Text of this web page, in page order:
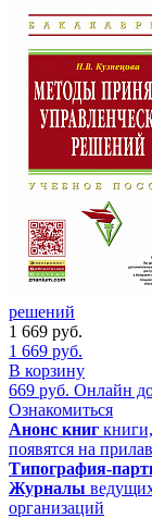
решений
1 669 руб.
1 669 руб.
В корзину
669 руб. Онлайн
Ознакомиться
Анонс книг
появятся на
Типография-
Журналы
организаций